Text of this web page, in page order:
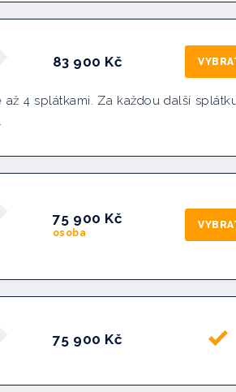
83 900 Kč
4 splátkami. Za každou další
75 900 Kč
osoba
75 900 Kč